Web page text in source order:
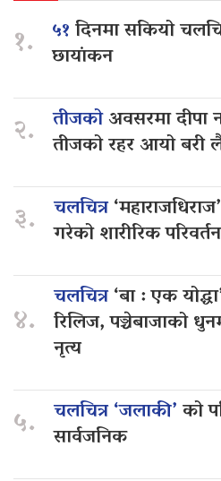
१. ५१दिनमा सकियो
छायांकन
२. तीजकोअवसरमा
तीजको रहर आयो बरी
३. चलचित्र
गरेको शारीरिक
४.
चलचित्र‘बा : एक
रिलिज, पञ्चेबाजाको
नृत्य
५. चलचित्र ‘जलाकी’को
सार्वजनिक